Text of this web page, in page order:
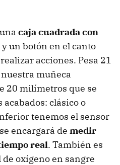
caja cuadrada con
y un botón en el canto
acciones. Pesa 21
muñeca
20 milímetros que se
clásico o
tenemos el sensor
encargará de medir
real. También es
oxígeno en sangre